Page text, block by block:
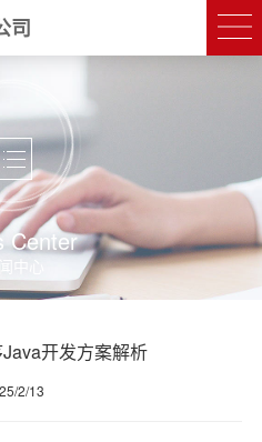
司
Center
中心
开发方案解析
2/13